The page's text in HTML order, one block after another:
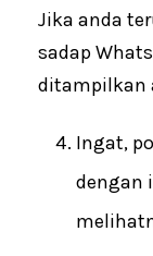
Jika anda
sadap
ditampilkan
Ingat,
dengan